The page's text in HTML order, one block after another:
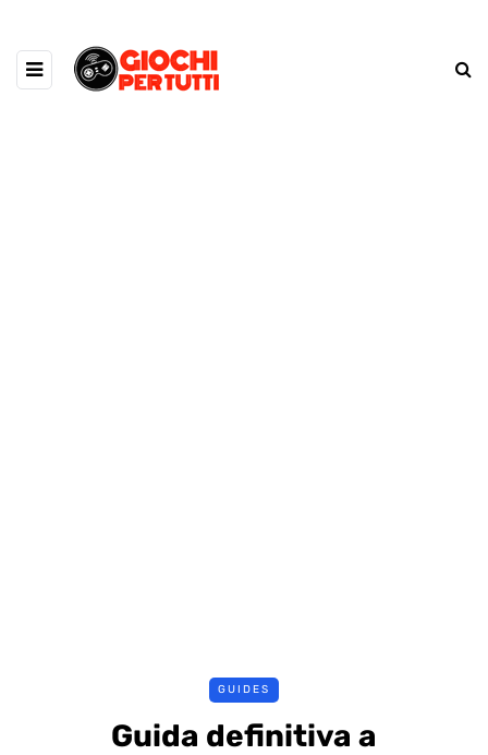
GUIDES
Guida definitiva a